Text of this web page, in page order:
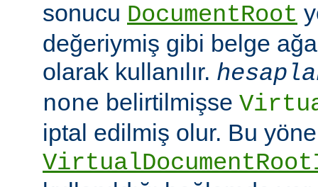
sonucu DocumentRoot
değeriymiş gibi belge
olarak kullanılır.
none belirtilmişse
iptal edilmiş olur. Bu